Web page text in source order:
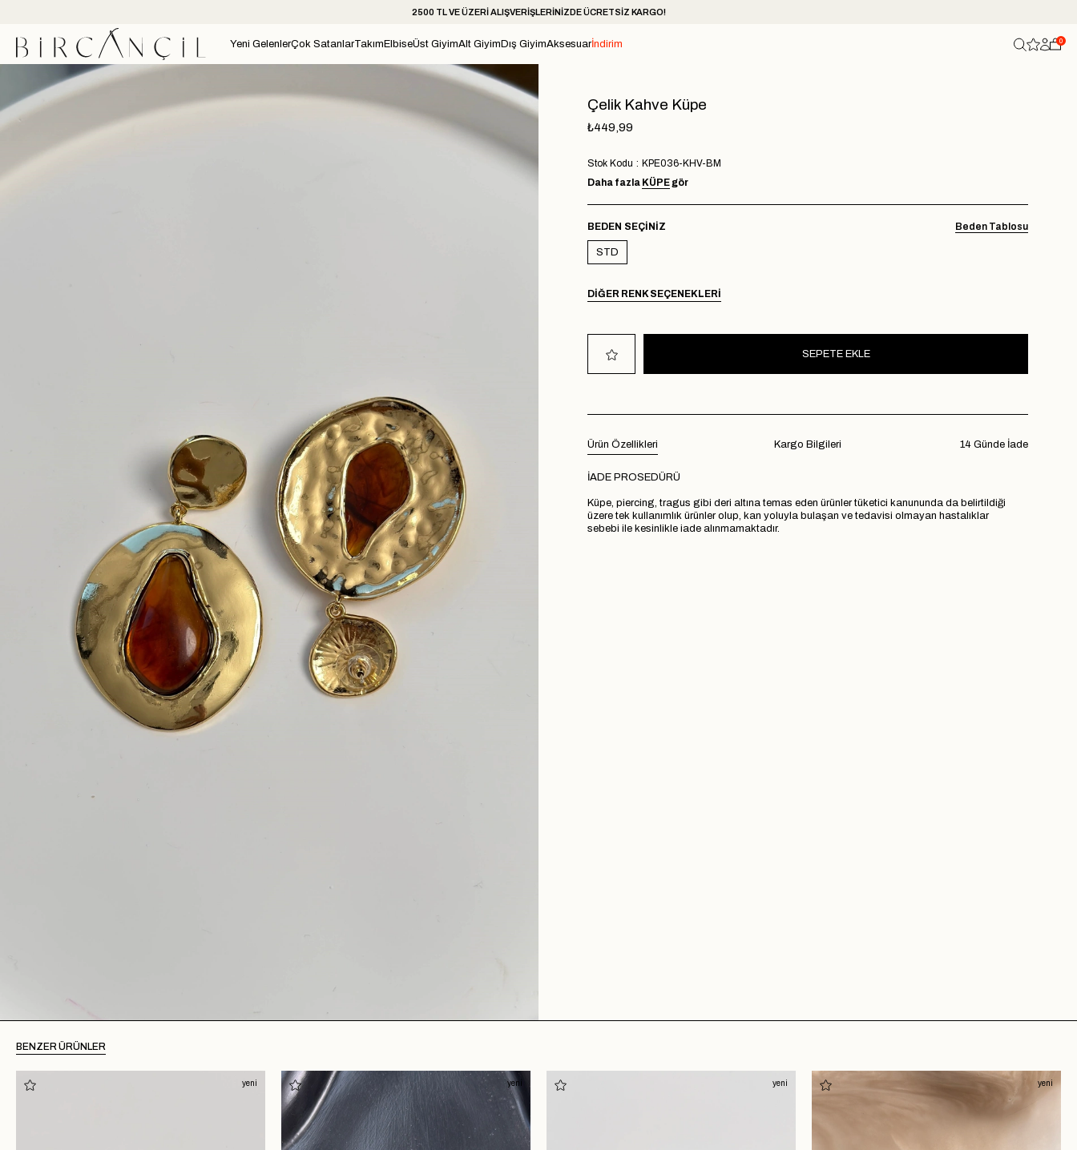
2500 TL VE ÜZERİ ALIŞVERİŞLERİNİZDE ÜCRETSİZ KARGO!
Yeni GelenlerÇok SatanlarTakım ElbiseÜst GiyimAlt Giyim Dış GiyimAksesuarİndirim 0
Çelik Kahve Küpe
₺449,99
Stok Kodu
KPE036-KHV-BM
Daha fazla KÜPE gör
Beden Tablosu
BEDEN
STD
DIĞER RENK SEÇENEKLERI
Ürün Özellikleri 14 Günde İade
Kargo Bilgileri
İADE PROSEDÜRÜ
Küpe, piercing, tragus gibi deri altına temas eden ürünler tüketici kanununda da belirtildiği
üzere tek kullanımlık ürünler olup, kan yoluyla bulaşan ve tedavisi olmayan hastalıklar
sebebi ile kesinlikle iade alınmamaktadır.
BENZER ÜRÜNLER
yeni yeni yeni yeni